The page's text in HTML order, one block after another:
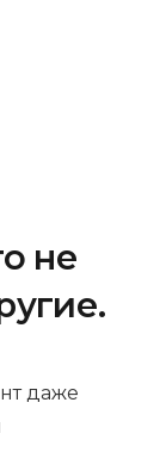
не
даже